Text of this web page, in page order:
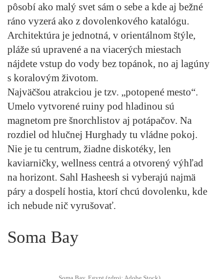
pôsobí ako malý svet sám o sebe a kde aj bežné
ráno vyzerá ako z dovolenkového katalógu.
Architektúra je jednotná, v orientálnom štýle,
pláže sú upravené a na viacerých miestach
nájdete vstup do vody bez topánok, no aj lagúny
s koralovým životom.
Najväčšou atrakciou je tzv. „potopené mesto“.
Umelo vytvorené ruiny pod hladinou sú
magnetom pre šnorchlistov aj potápačov. Na
rozdiel od hlučnej Hurghady tu vládne pokoj.
Nie je tu centrum, žiadne diskotéky, len
kaviarničky, wellness centrá a otvorený výhľad
na horizont. Sahl Hasheesh si vyberajú najmä
páry a dospelí hostia, ktorí chcú dovolenku, kde
ich nebude nič vyrušovať.
Soma Bay